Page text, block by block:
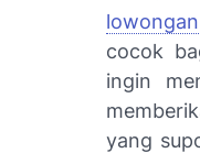
cocok
ingin
yang